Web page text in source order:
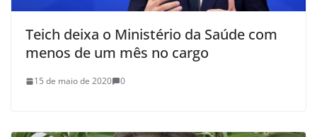
Teich deixa o Ministério da Saúde com
menos de um mês no cargo
15 de maio de 2020 0